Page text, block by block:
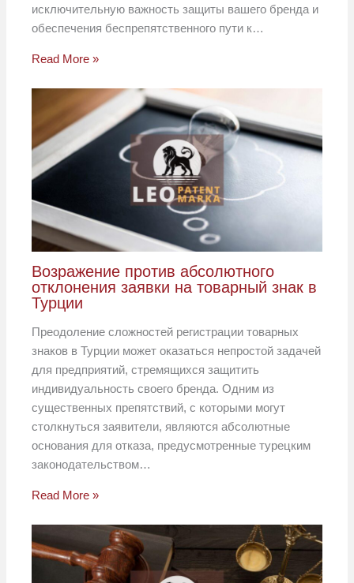
исключительную важность защиты вашего бренда и
обеспечения беспрепятственного пути к…
Read More »
Возражение против абсолютного
отклонения заявки на товарный знак в
Турции
Преодоление сложностей регистрации товарных
знаков в Турции может оказаться непростой задачей
для предприятий, стремящихся защитить
индивидуальность своего бренда. Одним из
существенных препятствий, с которыми могут
столкнуться заявители, являются абсолютные
основания для отказа, предусмотренные турецким
законодательством…
Read More »